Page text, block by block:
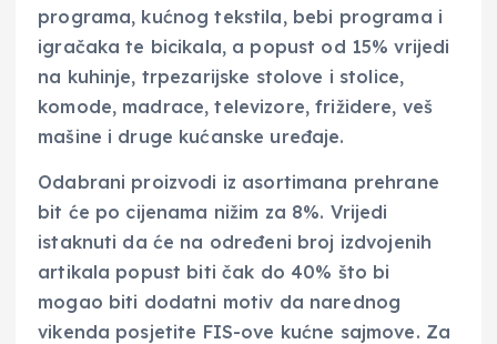
programa, kućnog tekstila, bebi programa i
igračaka te bicikala, a popust od 15% vrijedi
na kuhinje, trpezarijske stolove i stolice,
komode, madrace, televizore, frižidere, veš
mašine i druge kućanske uređaje.
Odabrani proizvodi iz asortimana prehrane
bit će po cijenama nižim za 8%. Vrijedi
istaknuti da će na određeni broj izdvojenih
artikala popust biti čak do 40% što bi
mogao biti dodatni motiv da narednog
vikenda posjetite FIS-ove kućne sajmove. Za